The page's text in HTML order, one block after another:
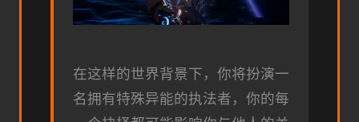
在这样的世界背景下，你将扮演一
名拥有特殊异能的执法者，你的每